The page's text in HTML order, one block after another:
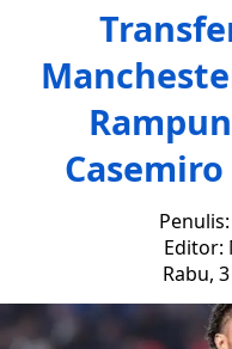
Penulis:
Editor:
Rabu,